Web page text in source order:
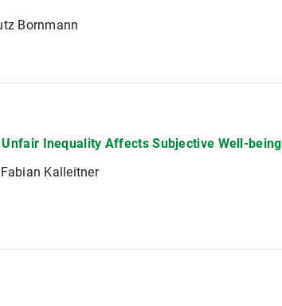
Bornmann
Inequality Affects Subjective Well-being
Kalleitner